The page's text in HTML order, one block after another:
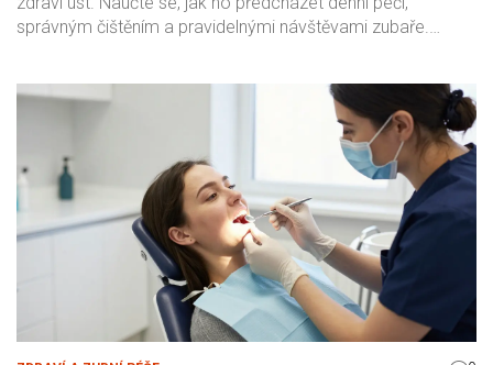
správným čištěním a pravidelnými návštěvami zubaře.